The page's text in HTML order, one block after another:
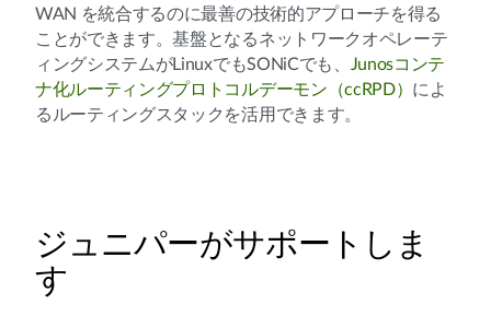
WAN を統合するのに最善の技術的アプローチを得る
ことができます。基盤となるネットワークオペレーテ
ィングシステムがLinuxでもSONiCでも、 Junosコンテ
ナ化ルーティングプロトコルデーモン（ccRPD） によ
るルーティングスタックを活用できます。
ジュニパーがサポートしま
す